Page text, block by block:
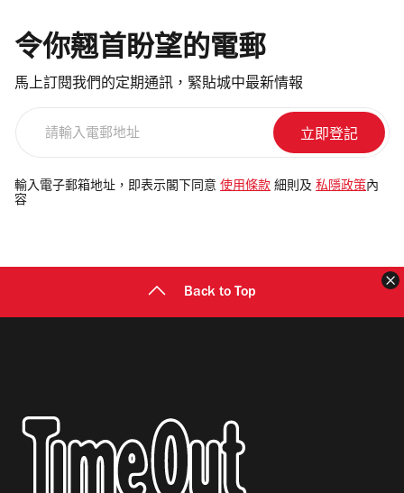
令你翹首盼望的電郵
馬上訂閱我們的定期通訊，緊貼城中最新情報
電
郵
輸入電子郵箱地址，即表示閣下同意 使用條款 細則及 私隱政策 內
容
Back to Top